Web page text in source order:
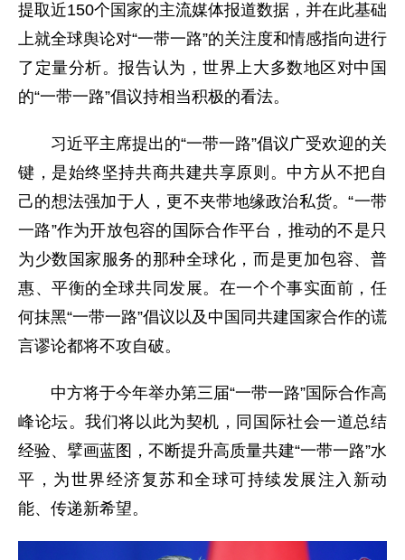
提取近150个国家的主流媒体报道数据，并在此基础
上就全球舆论对“一带一路”的关注度和情感指向进行
了定量分析。报告认为，世界上大多数地区对中国
的“一带一路”倡议持相当积极的看法。
习近平主席提出的“一带一路”倡议广受欢迎的关
键，是始终坚持共商共建共享原则。中方从不把自
己的想法强加于人，更不夹带地缘政治私货。“一带
一路”作为开放包容的国际合作平台，推动的不是只
为少数国家服务的那种全球化，而是更加包容、普
惠、平衡的全球共同发展。在一个个事实面前，任
何抹黑“一带一路”倡议以及中国同共建国家合作的谎
言谬论都将不攻自破。
中方将于今年举办第三届“一带一路”国际合作高
峰论坛。我们将以此为契机，同国际社会一道总结
经验、擘画蓝图，不断提升高质量共建“一带一路”水
平，为世界经济复苏和全球可持续发展注入新动
能、传递新希望。